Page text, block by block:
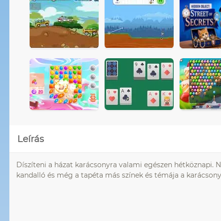
Leírás
Díszíteni a házat karácsonyra valami egészen
kandalló és még a tapéta más színek és témája a